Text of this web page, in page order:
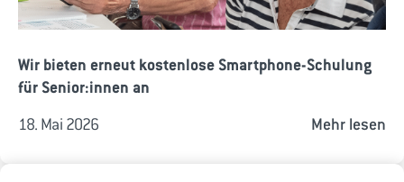
Wir bieten erneut kostenlose Smartphone-Schulung
für Senior:innen an
18. Mai 2026 Mehr lesen